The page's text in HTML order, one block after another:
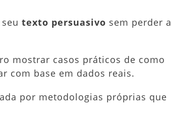
texto persuasivo sem perder a
mostrar casos práticos de como
com base em dados reais.
por metodologias próprias que